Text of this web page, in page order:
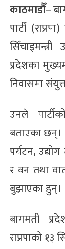
काठमाडौँ–
पार्टी
प्रदेशका
निवासमा
उनले
बताएका छन्।
पर्यटन,
र वन तथा
बुझाएका हुन्।
बागमती
राप्रपाको १३